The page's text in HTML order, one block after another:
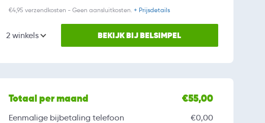
€4,95 verzendkosten - Geen aansluitkosten. + Prijsdetails
2 winkels BEKIJK BIJ BELSIMPEL
Totaal per maand €55,00
Eenmalige bijbetaling telefoon €0,00